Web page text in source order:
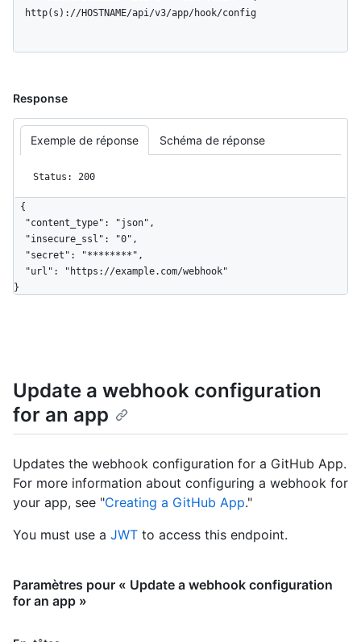
  http(s)://HOSTNAME/api/v3/app/hook/config
Response
Exemple de réponse Schéma de réponse
Status: 200
{
}
Update a webhook configuration
for an app
Updates the webhook configuration for a GitHub App.
For more information about configuring a webhook for
your app, see "Creating a GitHub App."
You must use a JWT to access this endpoint.
Paramètres pour « Update a webhook configuration
for an app »
Nom, Type,